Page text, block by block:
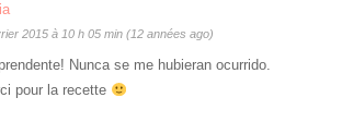
2015 à 10 h 05 min (12 années ago)
Nunca se me hubieran ocurrido.
pour la recette